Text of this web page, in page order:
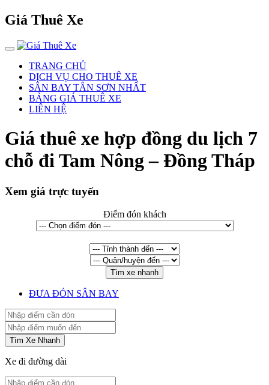
Giá Thuê Xe
TRANG CHỦ
DỊCH VỤ CHO THUÊ XE
SÂN BAY TÂN SƠN NHẤT
BẢNG GIÁ THUÊ XE
LIÊN HỆ
Giá thuê xe hợp đồng du lịch 7
chỗ đi Tam Nông – Đồng Tháp
Xem giá trực tuyến
Điểm đón khách
Tìm xe nhanh
ĐƯA ĐÓN SÂN BAY
Tìm Xe Nhanh
Xe đi đường dài